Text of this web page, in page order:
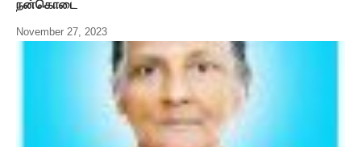
நன்கொடை
November 27, 2023